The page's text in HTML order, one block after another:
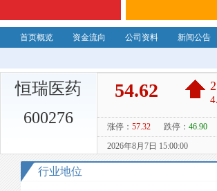
首页概览 资金流向 公司资料 新闻公告
恒瑞医药
600276